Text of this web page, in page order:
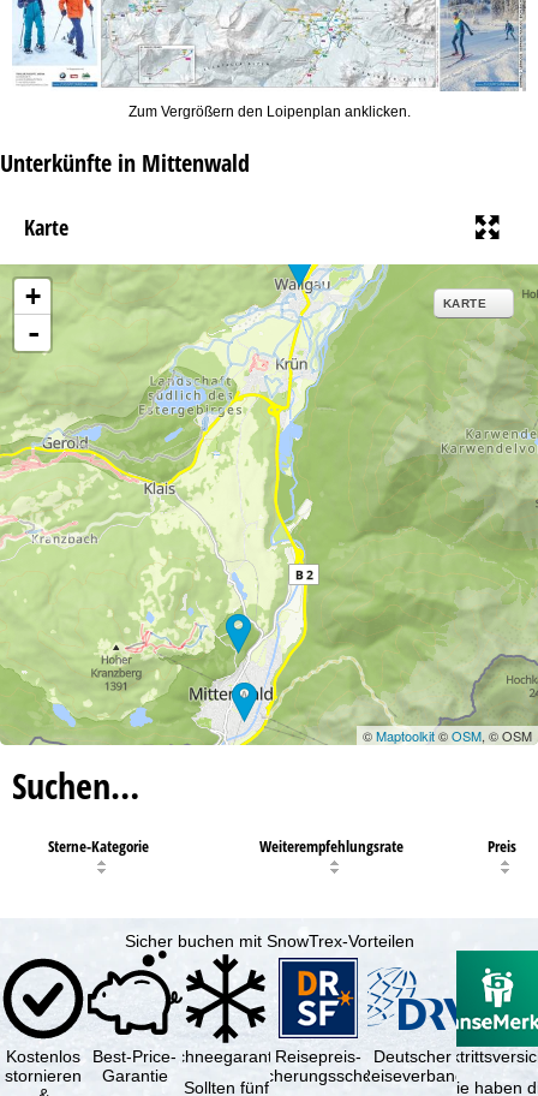
Zum Vergrößern den Loipenplan anklicken.
Unterkünfte in Mittenwald
Karte
+
-
KARTE
©Maptoolkit©OSM, © OSM
Suchen…
Sterne-Kategorie Weiterempfehlungsrate Preis
Sicher buchen mit SnowTrex-Vorteilen
Kostenlos
stornieren
Best-Price-
Garantie
Schneegarantie
Sollten fünf
Reisepreis-
Sicherungsschein
Deutscher
Reiseverband
Sie haben